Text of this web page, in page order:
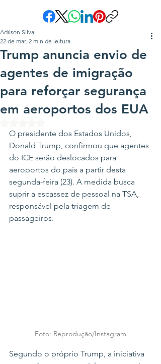
Trump anuncia envio de
agentes de imigração
para reforçar segurança
em aeroportos dos EUA
Adilson Silva
22 de mar. 2 min de leitura
O presidente dos Estados Unidos,
Donald Trump, confirmou que agentes
do ICE serão deslocados para
aeroportos do país a partir desta
segunda-feira (23). A medida busca
suprir a escassez de pessoal na TSA,
responsável pela triagem de
passageiros.
Foto: Reprodução/Instagram
Segundo o próprio Trump, a iniciativa